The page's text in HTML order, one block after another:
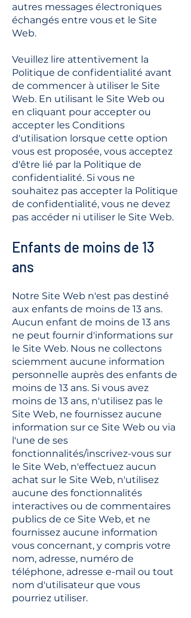
autres messages électroniques
échangés entre vous et le Site
Web.
Veuillez lire attentivement la
Politique de confidentialité avant
de commencer à utiliser le Site
Web. En utilisant le Site Web ou
en cliquant pour accepter ou
accepter les Conditions
d'utilisation lorsque cette option
vous est proposée, vous acceptez
d'être lié par la Politique de
confidentialité. Si vous ne
souhaitez pas accepter la Politique
de confidentialité, vous ne devez
pas accéder ni utiliser le Site Web.
Enfants de moins de 13
ans
Notre Site Web n'est pas destiné
aux enfants de moins de 13 ans.
Aucun enfant de moins de 13 ans
ne peut fournir d'informations sur
le Site Web. Nous ne collectons
sciemment aucune information
personnelle auprès des enfants de
moins de 13 ans. Si vous avez
moins de 13 ans, n'utilisez pas le
Site Web, ne fournissez aucune
information sur ce Site Web ou via
l'une de ses
fonctionnalités/inscrivez-vous sur
le Site Web, n'effectuez aucun
achat sur le Site Web, n'utilisez
aucune des fonctionnalités
interactives ou de commentaires
publics de ce Site Web, et ne
fournissez aucune information
vous concernant, y compris votre
nom, adresse, numéro de
téléphone, adresse e-mail ou tout
nom d'utilisateur que vous
pourriez utiliser.